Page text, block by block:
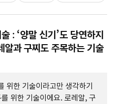
: ‘양말 신기’도 당연하지
알과 구찌도 주목하는 기술
위한 기술이라고만 생각하기
위한 기술이에요. 로레알, 구